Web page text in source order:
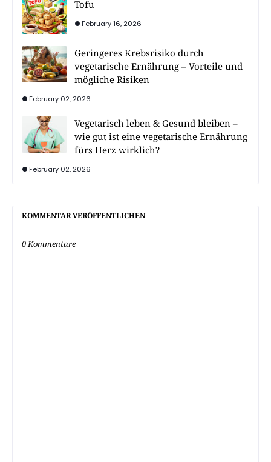
Tofu
February 16, 2026
Geringeres Krebsrisiko durch
vegetarische Ernährung – Vorteile und
mögliche Risiken
February 02, 2026
Vegetarisch leben & Gesund bleiben –
wie gut ist eine vegetarische Ernährung
fürs Herz wirklich?
February 02, 2026
KOMMENTAR VERÖFFENTLICHEN
0 Kommentare